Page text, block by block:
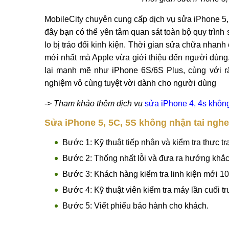
- Việc cài đặt/nâng cấp firmware không phù hợp
- Hoặc có thể dây và jack tai nghe gặp vấn đề và
MobileCity địa chỉ sửa iPhone 5, 5C, 5S
Thời gian sửa iPhone
MobileCity chuyên cung cấp dịch vụ sửa iPhone
lo bị tráo đổi kinh kiện. Thời gian sửa chữa
mới nhất mà Apple vừa giới thiệu đến người
lại mạnh mẽ như iPhone 6S/6S Plus, cùng
Tham khảo thêm dịch vụ sửa iPhone 4, 4s
Sửa iPhone 5, 5C, 5S không nhận tai